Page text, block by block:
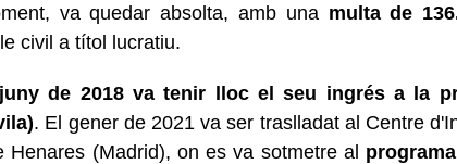
va quedar absolta, amb una multa de
civil a títol lucratiu.
de 2018 va tenir lloc el seu ingrés a la
. El gener de 2021 va ser traslladat al Centre
Henares (Madrid), on es va sotmetre al